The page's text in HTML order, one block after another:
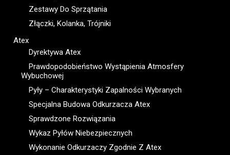
Zestawy Do Sprzątania
Złączki, Kolanka, Trójniki
Atex
Dyrektywa Atex
Prawdopodobieństwo Wystąpienia Atmosfery
Wybuchowej
Pyły – Charakterystyki Zapalności Wybranych
Specjalna Budowa Odkurzacza Atex
Sprawdzone Rozwiązania
Wykaz Pyłów Niebezpiecznych
Wykonanie Odkurzaczy Zgodnie Z Atex